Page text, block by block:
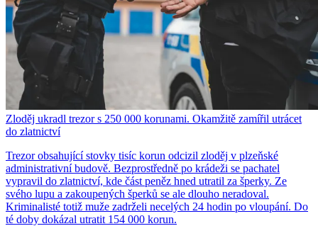
Zloděj ukradl trezor s 250 000 korunami. Okamžitě zamířil utrácet
do zlatnictví
Trezor obsahující stovky tisíc korun odcizil zloděj v plzeňské
administrativní budově. Bezprostředně po krádeži se pachatel
vypravil do zlatnictví, kde část peněz hned utratil za šperky. Ze
svého lupu a zakoupených šperků se ale dlouho neradoval.
Kriminalisté totiž muže zadrželi necelých 24 hodin po vloupání. Do
té doby dokázal utratit 154 000 korun.